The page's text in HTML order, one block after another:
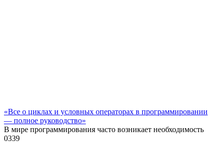
«Все о циклах и условных операторах в программировании
— полное руководство»
В мире программирования часто возникает необходимость
0339